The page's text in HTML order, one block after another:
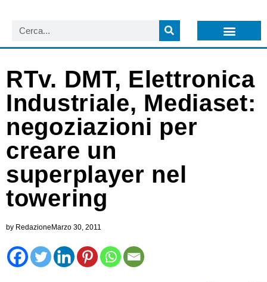
RTv. DMT, Elettronica
Industriale, Mediaset:
negoziazioni per
creare un
superplayer nel
towering
by Redazione Marzo 30, 2011